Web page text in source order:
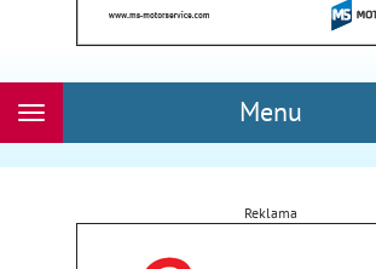
Menu
Rozwiń
Reklama